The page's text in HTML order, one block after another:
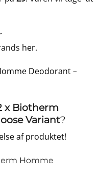
her.
Deodorant –
x Biotherm
Variant?
af produktet!
Homme